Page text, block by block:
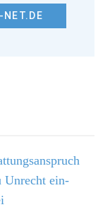
Unrecht ein­
NET.DE